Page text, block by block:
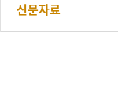
신문자료